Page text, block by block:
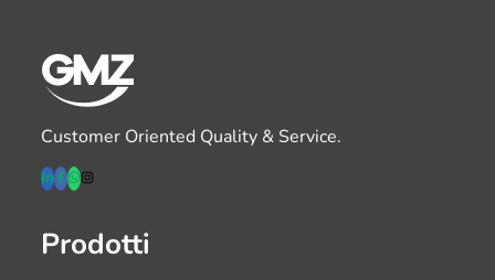
Customer Oriented Quality & Service.
Prodotti